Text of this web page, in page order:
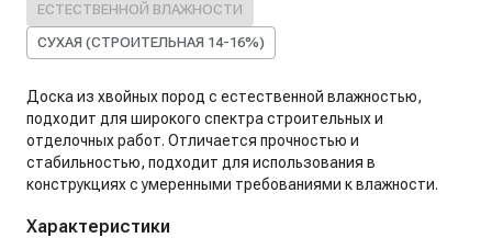
ЕСТЕСТВЕННОЙ ВЛАЖНОСТИ
СУХАЯ (СТРОИТЕЛЬНАЯ 14-16%)
Доска из хвойных пород с естественной влажностью,
подходит для широкого спектра строительных и
отделочных работ. Отличается прочностью и
стабильностью, подходит для использования в
конструкциях с умеренными требованиями к влажности.
Характеристики